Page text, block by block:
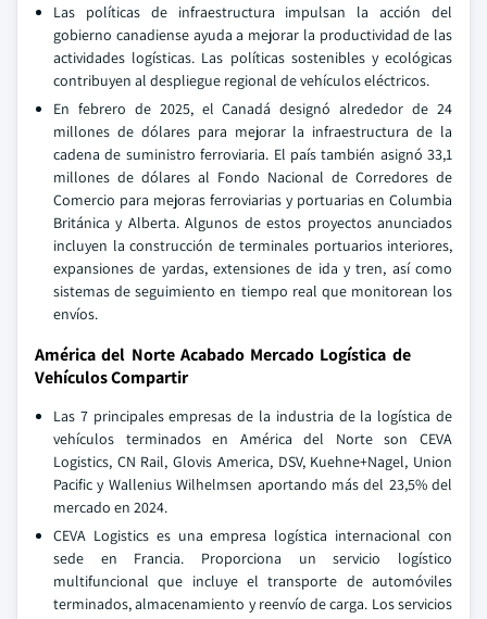
Las políticas de infraestructura impulsan la acción del
gobierno canadiense ayuda a mejorar la productividad de las
actividades logísticas. Las políticas sostenibles y ecológicas
contribuyen al despliegue regional de vehículos eléctricos.
En febrero de 2025, el Canadá designó alrededor de 24
millones de dólares para mejorar la infraestructura de la
cadena de suministro ferroviaria. El país también asignó 33,1
millones de dólares al Fondo Nacional de Corredores de
Comercio para mejoras ferroviarias y portuarias en Columbia
Británica y Alberta. Algunos de estos proyectos anunciados
incluyen la construcción de terminales portuarios interiores,
expansiones de yardas, extensiones de ida y tren, así como
sistemas de seguimiento en tiempo real que monitorean los
envíos.
América del Norte Acabado Mercado Logística de
Vehículos Compartir
Las 7 principales empresas de la industria de la logística de
vehículos terminados en América del Norte son CEVA
Logistics, CN Rail, Glovis America, DSV, Kuehne+Nagel, Union
Pacific y Wallenius Wilhelmsen aportando más del 23,5% del
mercado en 2024.
CEVA Logistics es una empresa logística internacional con
sede en Francia. Proporciona un servicio logístico
multifuncional que incluye el transporte de automóviles
terminados, almacenamiento y reenvío de carga. Los servicios